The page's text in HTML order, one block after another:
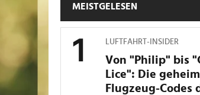
MEISTGELESEN
LUFTFAHRT-INSIDER
Von "Philip" bis
Lice": Die
Flugzeug-Codes